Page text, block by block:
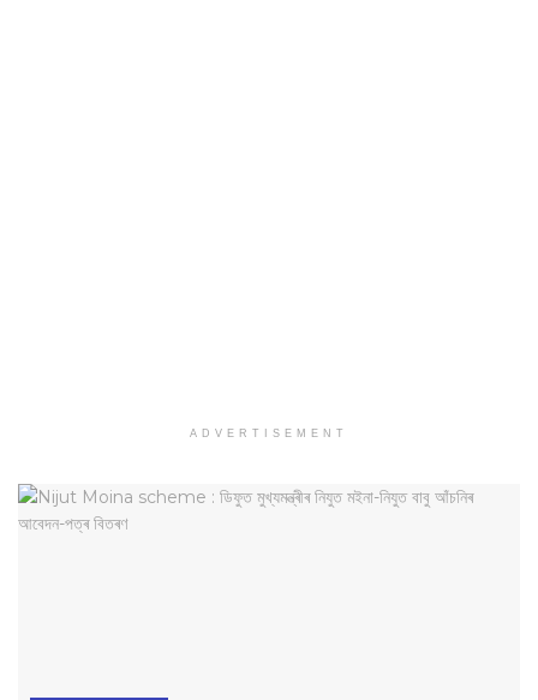
ADVERTISEMENT